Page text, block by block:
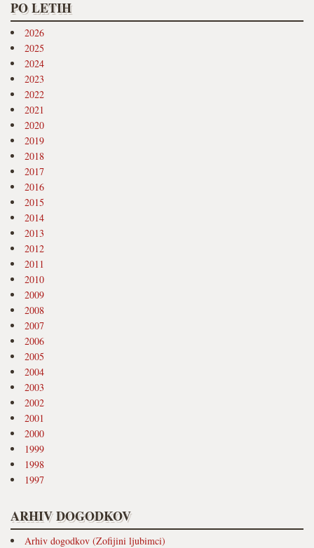
PO LETIH
2026
2025
2024
2023
2022
2021
2020
2019
2018
2017
2016
2015
2014
2013
2012
2011
2010
2009
2008
2007
2006
2005
2004
2003
2002
2001
2000
1999
1998
1997
ARHIV DOGODKOV
Arhiv dogodkov (Zofijini ljubimci)